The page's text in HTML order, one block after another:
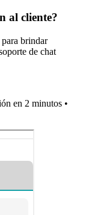
al cliente?
para brindar
de chat
en 2 minutos •